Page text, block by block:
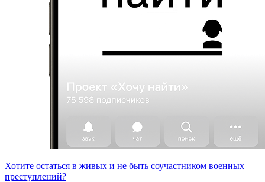
Хотите остаться в живых и не быть соучастником военных
преступлений?